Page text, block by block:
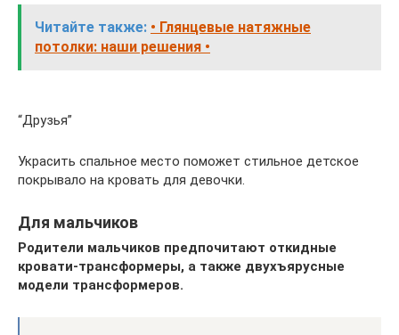
Читайте также: • Глянцевые натяжные
потолки: наши решения •
“Друзья”
Украсить спальное место поможет стильное детское
покрывало на кровать для девочки.
Для мальчиков
Родители мальчиков предпочитают откидные
кровати-трансформеры, а также двухъярусные
модели трансформеров.